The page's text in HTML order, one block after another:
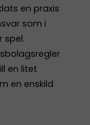
en praxis
som i
spel.
en litet
en enskild